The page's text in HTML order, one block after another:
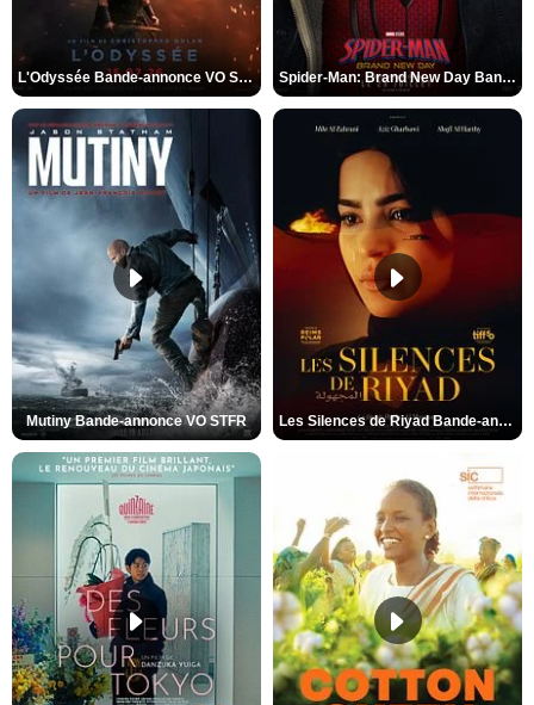
L'Odyssée Bande-annonce VO STFR Spider-Man: Brand New Day Bande-annonce VO STFR
Mutiny Bande-annonce VO STFR Les Silences de Riyad Bande-annonce VO STFR